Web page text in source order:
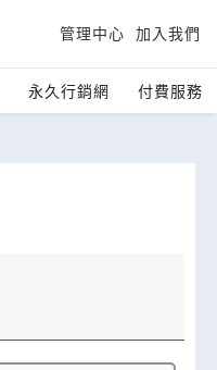
管理中心 加入我們
永久行銷網 付費服務